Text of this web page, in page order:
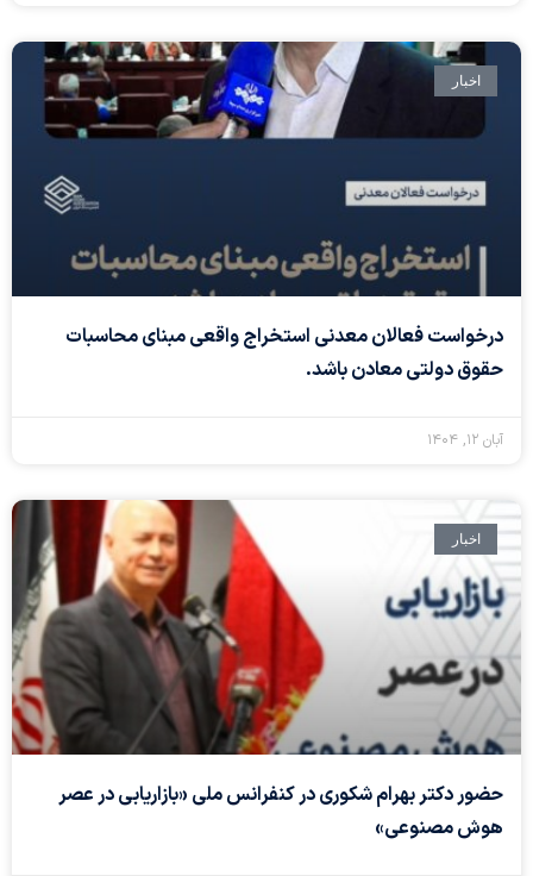
اخبار
درخواست فعالان معدنی استخراج واقعی مبنای محاسبات
حقوق دولتی معادن باشد.
آبان ۱۲, ۱۴۰۴
اخبار
حضور دکتر بهرام شکوری در کنفرانس ملی «بازاریابی در عصر
هوش مصنوعی»